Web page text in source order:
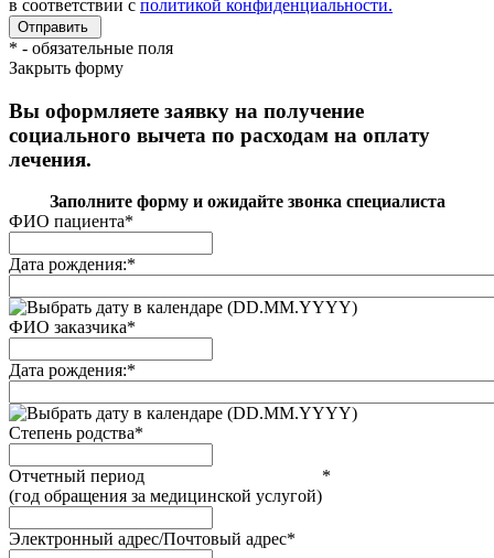
в соответствии с политикой конфиденциальности.
* - обязательные поля
Закрыть форму
Вы оформляете заявку на получение
социального вычета по расходам на оплату
лечения.
Заполните форму и ожидайте звонка специалиста
ФИО пациента*
Дата рождения:*
(DD.MM.YYYY)
ФИО заказчика*
Дата рождения:*
(DD.MM.YYYY)
Степень родства*
Отчетный период
(год обращения за медицинской услугой)
*
Электронный адрес/Почтовый адрес*